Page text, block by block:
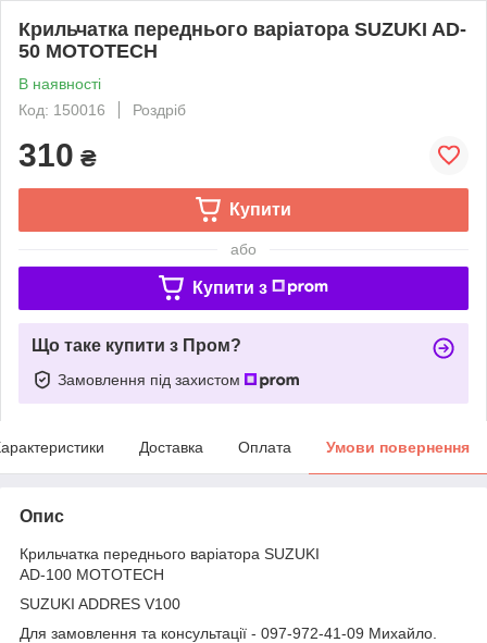
Крильчатка переднього варіатора SUZUKI AD-
50 MOTOTECH
В наявності
Код: 150016
Роздріб
310 ₴
Купити
або
Купити з
Що таке купити з Пром?
Замовлення під захистом
Доставка Оплата Умови повернення
Опис
Крильчатка переднього варіатора SUZUKI
AD-100 MOTOTECH
SUZUKI ADDRES V100
Для замовлення та консультації - 097-972-41-09 Михайло.